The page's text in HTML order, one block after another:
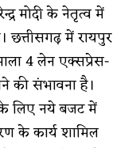
मोदी के नेतृत्व में
छत्तीसगढ़ में रायपुर
4 लेन एक्सप्रेस-
की संभावना है।
लिए नये बजट में
के कार्य शामिल